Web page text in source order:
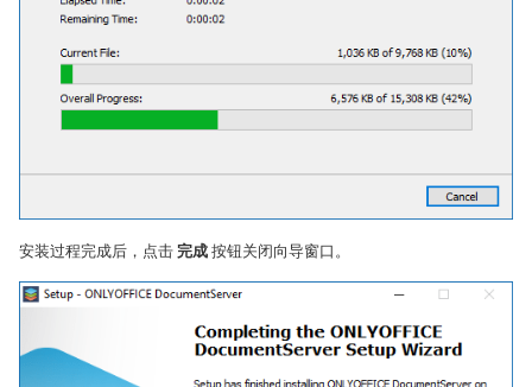
安装过程完成后，点击完成按钮关闭向导窗口。